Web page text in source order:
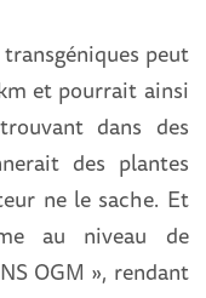
peut
et pourrait ainsi
dans des
des plantes
ne le sache. Et
au niveau de
OGM », rendant